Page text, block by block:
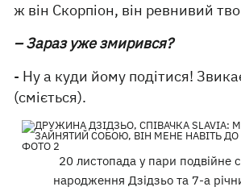
ж він Скорпіон, він ревнивий
– Зараз уже змирився?
- Ну а куди йому подітися!
(сміється).
20 листопада у пари подвійне
народження Дзідзьо та 7-а